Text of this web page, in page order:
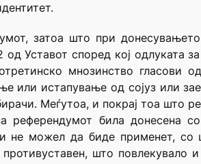
затоа што при
Уставот според кој одлуката
мнозинство гласови
или истапување од сојуз или
Меѓутоа, и покрај тоа што
референдумот била донесена
не можел да биде применет, со
што повлекувало